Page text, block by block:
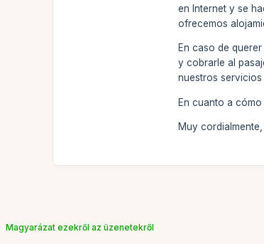
en Internet y se
ofrecemos
En caso de
y cobrarle al
nuestros
En cuanto a
Muy cordialmente,
Magyarázat ezekről az üzenetekről